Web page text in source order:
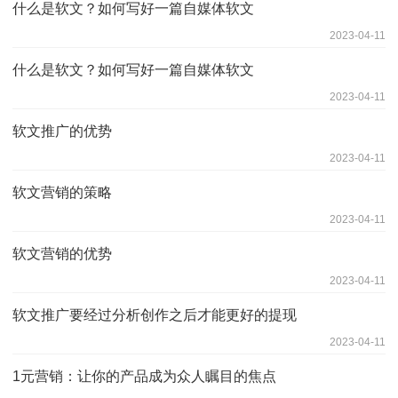
什么是软文？如何写好一篇自媒体软文
2023-04-11
什么是软文？如何写好一篇自媒体软文
2023-04-11
软文推广的优势
2023-04-11
软文营销的策略
2023-04-11
软文营销的优势
2023-04-11
软文推广要经过分析创作之后才能更好的提现
2023-04-11
1元营销：让你的产品成为众人瞩目的焦点